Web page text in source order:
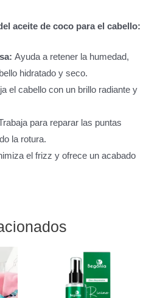
aceite de coco para el cabello:
Ayuda a retener la humedad,
hidratado y seco.
el cabello con un brillo radiante y
para reparar las puntas
la rotura.
el frizz y ofrece un acabado